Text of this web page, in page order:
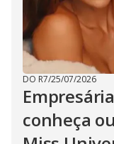
DO R7/25/07/2026
conheça